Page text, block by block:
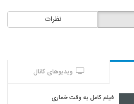
نظرات
ویدیوهای کانال
فیلم کامل به وقت خماری